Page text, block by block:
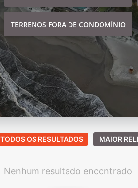
TERRENOS FORA DE CONDOMÍNIO
TODOS OS RESULTADOS MAIOR
Nenhum resultado encontrado